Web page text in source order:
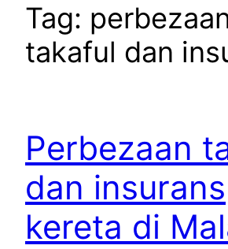
Tag:
takaful dan
Perbezaan
dan insurans
kereta di